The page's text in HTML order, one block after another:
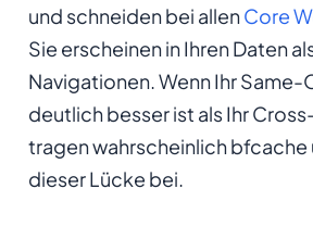
und schneiden bei allenCore
Sie erscheinen in Ihren Daten
Navigationen. Wenn Ihr
deutlich besser ist als Ihr
tragen wahrscheinlich bfcache
dieser Lücke bei.